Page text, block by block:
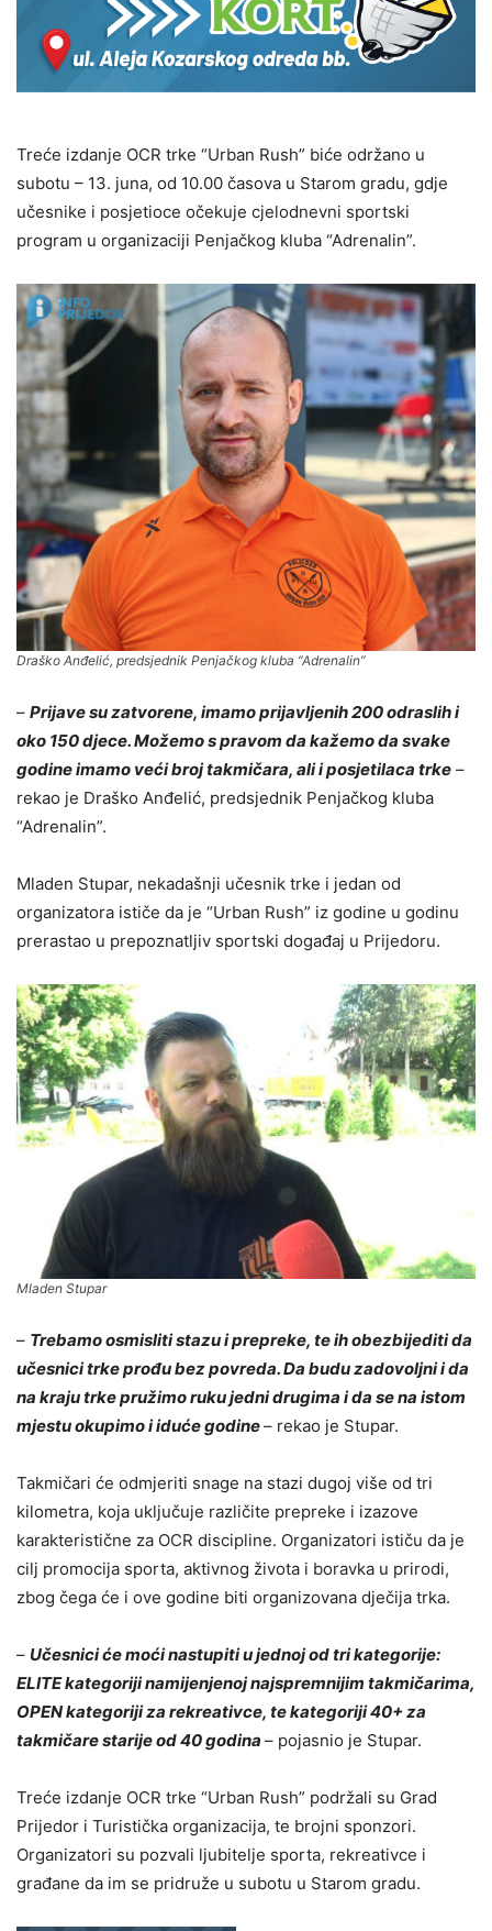
Treće izdanje OCR trke “Urban Rush” biće održano u
subotu – 13. juna, od 10.00 časova u Starom gradu, gdje
učesnike i posjetioce očekuje cjelodnevni sportski
program u organizaciji Penjačkog kluba “Adrenalin”.
Draško Anđelić, predsjednik Penjačkog kluba “Adrenalin”
– Prijave su zatvorene, imamo prijavljenih 200 odraslih i
oko 150 djece. Možemo s pravom da kažemo da svake
godine imamo veći broj takmičara, ali i posjetilaca trke –
rekao je Draško Anđelić, predsjednik Penjačkog kluba
“Adrenalin”.
Mladen Stupar, nekadašnji učesnik trke i jedan od
organizatora ističe da je “Urban Rush” iz godine u godinu
prerastao u prepoznatljiv sportski događaj u Prijedoru.
Mladen Stupar
– Trebamo osmisliti stazu i prepreke, te ih obezbijediti da
učesnici trke prođu bez povreda. Da budu zadovoljni i da
na kraju trke pružimo ruku jedni drugima i da se na istom
mjestu okupimo i iduće godine– rekao je Stupar.
Takmičari će odmjeriti snage na stazi dugoj više od tri
kilometra, koja uključuje različite prepreke i izazove
karakteristične za OCR discipline. Organizatori ističu da je
cilj promocija sporta, aktivnog života i boravka u prirodi,
zbog čega će i ove godine biti organizovana dječija trka.
– Učesnici će moći nastupiti u jednoj od tri kategorije:
ELITE kategoriji namijenjenoj najspremnijim takmičarima,
OPEN kategoriji za rekreativce, te kategoriji 40+ za
takmičare starije od 40 godina – pojasnio je Stupar.
Treće izdanje OCR trke “Urban Rush” podržali su Grad
Prijedor i Turistička organizacija, te brojni sponzori.
Organizatori su pozvali ljubitelje sporta, rekreativce i
građane da im se pridruže u subotu u Starom gradu.